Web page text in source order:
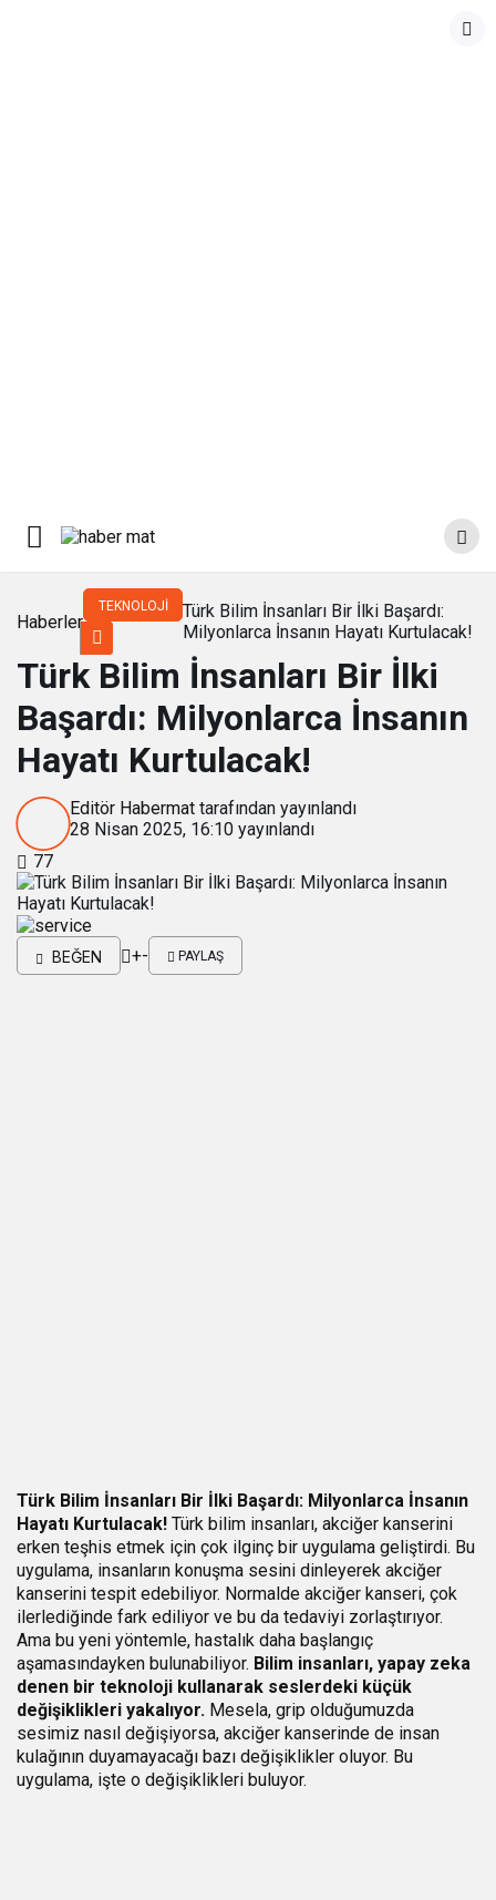
Haberler
TEKNOLOJI
Türk Bilim İnsanları Bir İlki Başardı:
Milyonlarca İnsanın Hayatı Kurtulacak!
Türk Bilim İnsanları Bir İlki
Başardı: Milyonlarca İnsanın
Hayatı Kurtulacak!
Editör Habermat tarafından yayınlandı
28 Nisan 2025, 16:10 yayınlandı
77
BEĞEN +- PAYLAŞ
Türk Bilim İnsanları Bir İlki Başardı: Milyonlarca İnsanın
Hayatı Kurtulacak! Türk bilim insanları, akciğer kanserini
erken teşhis etmek için çok ilginç bir uygulama geliştirdi. Bu
uygulama, insanların konuşma sesini dinleyerek akciğer
kanserini tespit edebiliyor. Normalde akciğer kanseri, çok
ilerlediğinde fark ediliyor ve bu da tedaviyi zorlaştırıyor.
Ama bu yeni yöntemle, hastalık daha başlangıç
aşamasındayken bulunabiliyor. Bilim insanları, yapay zeka
denen bir teknoloji kullanarak seslerdeki küçük
değişiklikleri yakalıyor. Mesela, grip olduğumuzda
sesimiz nasıl değişiyorsa, akciğer kanserinde de insan
kulağının duyamayacağı bazı değişiklikler oluyor. Bu
uygulama, işte o değişiklikleri buluyor.